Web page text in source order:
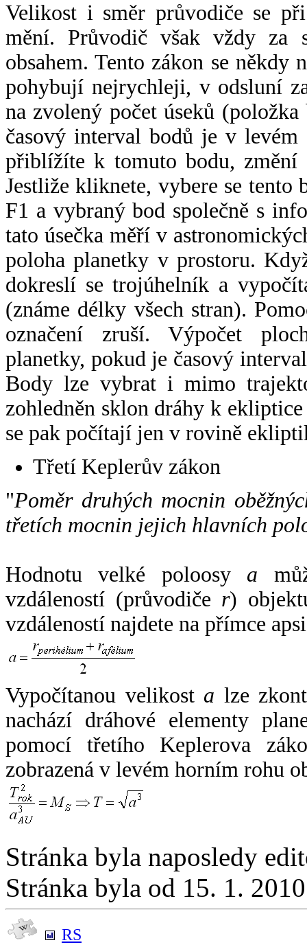
Velikost i směr průvodiče se
mění. Průvodič však vždy za
obsahem. Tento zákon se někdy
pohybují nejrychleji, v odsluní
na zvolený počet úseků
časový interval bodů je v
přiblížíte k tomuto bodu,
Jestliže kliknete, vybere se tento
F1 a vybraný bod společně s
tato úsečka měří v
poloha planetky v prostoru.
dokreslí se trojúhelník a
(známe délky všech stran).
označení zruší. Výpočet
planetky, pokud je časový
Body lze vybrat i mimo
zohledněn sklon dráhy k
se pak počítají jen v rovině
Třetí Keplerův zákon
"Poměr druhých mocnin
třetích mocnin jejich hlavních
Hodnotu velké poloosy a
vzdáleností (průvodiče r)
vzdáleností najdete na přímce
Vypočítanou velikost a lze
nachází dráhové elementy
pomocí třetího Keplerova
zobrazená v levém horním rohu
Stránka byla naposledy
Stránka byla od 15. 1.
RS